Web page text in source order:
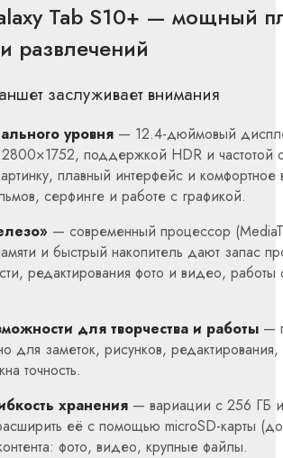
Tab S10+ — мощный
развлечений
заслуживает внимания
уровня — 12.4-дюймовый
поддержкой HDR и частотой
плавный интерфейс и комфортное
серфинге и работе с графикой.
— современный процессор
и быстрый накопитель дают запас
редактирования фото и видео, работы
для творчества и работы —
для заметок, рисунков,
точность.
хранения — вариации с 256 ГБ
её с помощью microSD-карты
фото, видео, крупные файлы.